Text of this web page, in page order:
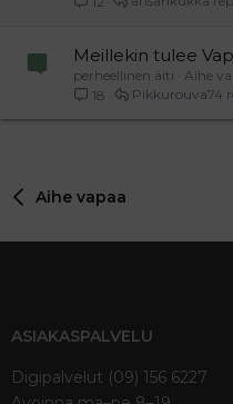
Meillekin tulee
perheellinen äiti
Aihe
18
Pikkurouva74
Aihe vapaa
ASIAKASPALVELU
Digipalvelut (09) 156 6227